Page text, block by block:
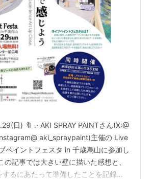
日) 🔖 .· AKI SPRAY PAINTさん(X:@
aki_spraypaint)主催の Live
ペイントフェスタ in 千歳烏山に参加し
の記事では大きい壁に描いた感想と、
るにあたって準備したことを記録し